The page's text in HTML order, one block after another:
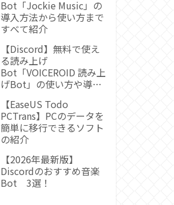
Bot「Jockie Music」の
導入方法から使い方まで
すべて紹介
【Discord】無料で使え
る読み上げ
Bot「VOICEROID 読み上
げBot」の使い方や導入
【EaseUS Todo
PCTrans】PCのデータを
簡単に移行できるソフト
の紹介
【2026年最新版】
Discordのおすすめ音楽
Bot 3選！